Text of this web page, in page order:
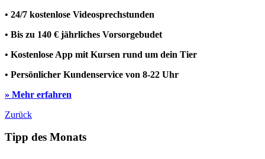
• 24/7 kostenlose Videosprechstunden
• Bis zu 140 € jährliches Vorsorgebudet
• Kostenlose App mit Kursen rund um dein Tier
• Persönlicher Kundenservice von 8-22 Uhr
» Mehr erfahren
Zurück
Tipp des Monats